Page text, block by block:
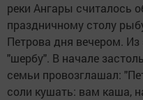
реки Ангары считалось
праздничному столу
Петрова дня вечером.
"шербу". В начале
семьи провозглашал:
соли кушать: вам каша,